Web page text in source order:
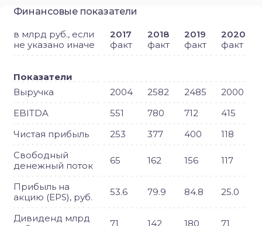
Финансовые показатели
в млрд руб., если
не указано иначе
2017
факт
2018
факт
2019
факт
2020
факт
Показатели
Выручка
2004 2582 2485 2000
EBITDA
551 780 712 415
Чистая прибыль
253 377 400 118
Свободный
денежный поток
65 162 156 117
Прибыль на
акцию (EPS), руб.
53.6 79.9 84.8 25.0
Дивиденд млрд
71 142 180 71